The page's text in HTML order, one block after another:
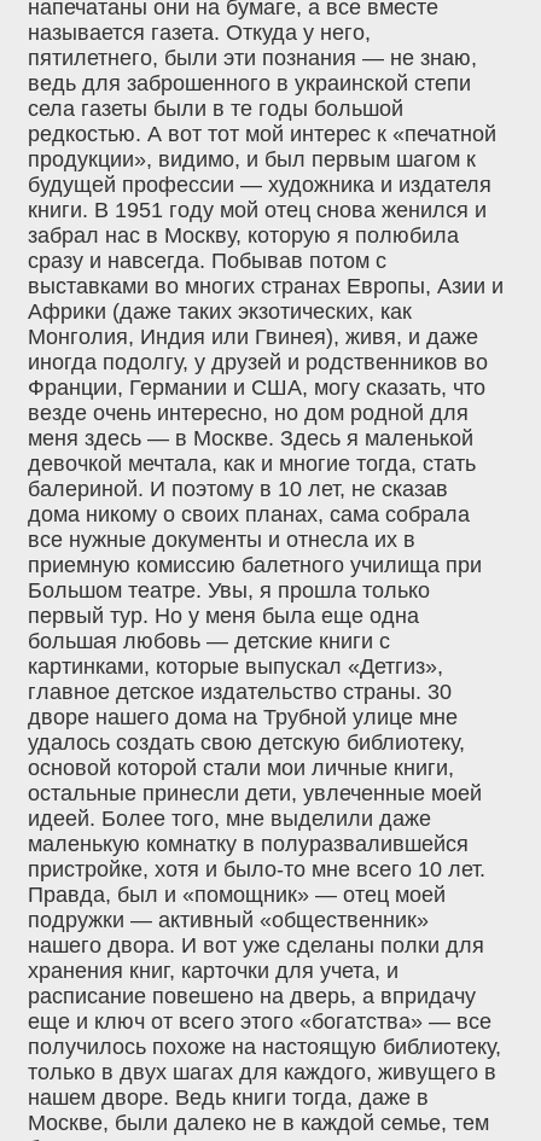
напечатаны они на бумаге, а все вместе
называется газета. Откуда у него,
пятилетнего, были эти познания — не знаю,
ведь для заброшенного в украинской степи
села газеты были в те годы большой
редкостью. А вот тот мой интерес к «печатной
продукции», видимо, и был первым шагом к
будущей профессии — художника и издателя
книги. В 1951 году мой отец снова женился и
забрал нас в Москву, которую я полюбила
сразу и навсегда. Побывав потом с
выставками во многих странах Европы, Азии и
Африки (даже таких экзотических, как
Монголия, Индия или Гвинея), живя, и даже
иногда подолгу, у друзей и родственников во
Франции, Германии и США, могу сказать, что
везде очень интересно, но дом родной для
меня здесь — в Москве. Здесь я маленькой
девочкой мечтала, как и многие тогда, стать
балериной. И поэтому в 10 лет, не сказав
дома никому о своих планах, сама собрала
все нужные документы и отнесла их в
приемную комиссию балетного училища при
Большом театре. Увы, я прошла только
первый тур. Но у меня была еще одна
большая любовь — детские книги с
картинками, которые выпускал «Детгиз»,
главное детское издательство страны. 30
дворе нашего дома на Трубной улице мне
удалось создать свою детскую библиотеку,
основой которой стали мои личные книги,
остальные принесли дети, увлеченные моей
идеей. Более того, мне выделили даже
маленькую комнатку в полуразвалившейся
пристройке, хотя и было-то мне всего 10 лет.
Правда, был и «помощник» — отец моей
подружки — активный «общественник»
нашего двора. И вот уже сделаны полки для
хранения книг, карточки для учета, и
расписание повешено на дверь, а впридачу
еще и ключ от всего этого «богатства» — все
получилось похоже на настоящую библиотеку,
только в двух шагах для каждого, живущего в
нашем дворе. Ведь книги тогда, даже в
Москве, были далеко не в каждой семье, тем